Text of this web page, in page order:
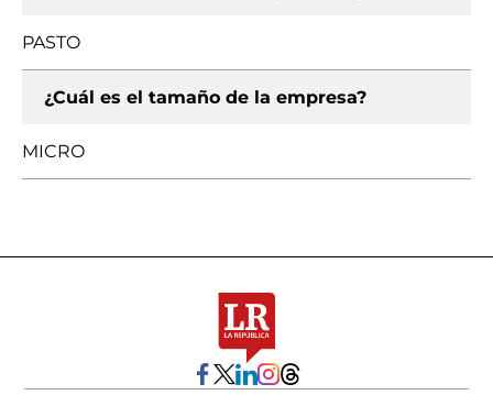
PASTO
¿Cuál es el tamaño de la empresa?
MICRO